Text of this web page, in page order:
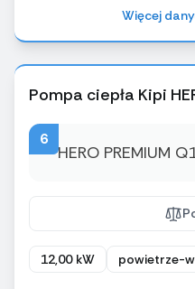
Więcej
Pompa ciepła Kipi
6
12,00 kW powietrze-